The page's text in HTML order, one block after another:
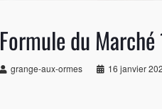
Formule du
grange-aux-ormes 16 janvier